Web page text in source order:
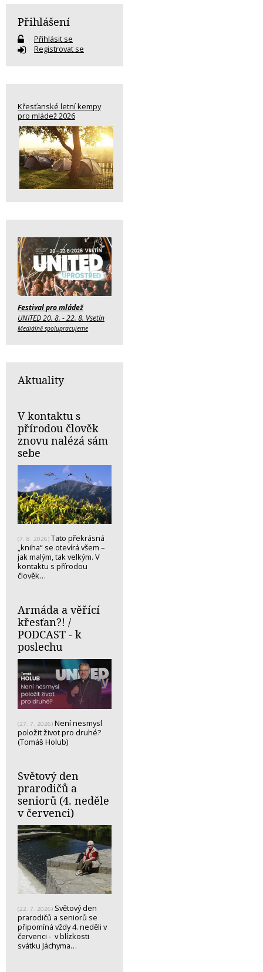
Přihlášení
Přihlásit se
Registrovat se
Křesťanské letní kempy
pro mládež 2026
Festival pro mládež
UNITED 20. 8. - 22. 8. Vsetín
Mediálně spolupracujeme
Aktuality
V kontaktu s
přírodou člověk
znovu nalézá sám
sebe
(7. 8. 2026) Tato překrásná
„kniha“ se otevírá všem –
jak malým, tak velkým. V
kontaktu s přírodou
člověk…
Armáda a věřící
křesťan?! /
PODCAST - k
poslechu
(27. 7. 2026) Není nesmysl
položit život pro druhé?
(Tomáš Holub)
Světový den
prarodičů a
seniorů (4. neděle
v červenci)
(22. 7. 2026) Světový den
prarodičů a seniorů se
připomíná vždy 4. neděli v
červenci - v blízkosti
svátku Jáchyma…